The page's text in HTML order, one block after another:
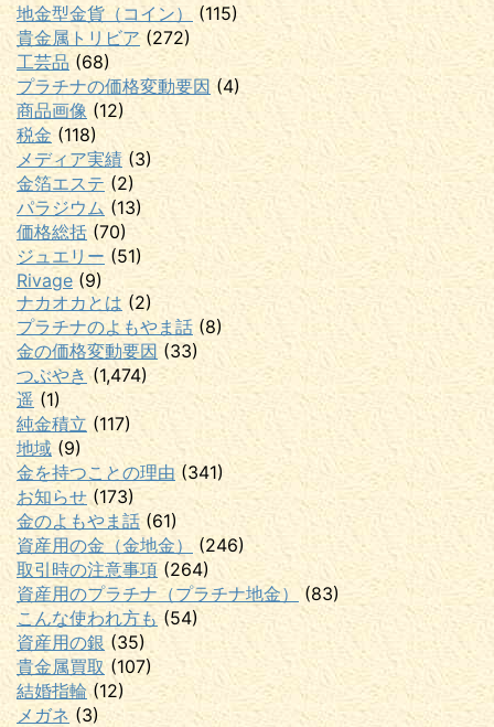
地金型金貨（コイン）
(115)
貴金属トリビア(272)
工芸品 (68)
プラチナの価格変動要因 (4)
商品画像 (12)
税金 (118)
メディア実績 (3)
金箔エステ (2)
パラジウム (13)
価格総括 (70)
ジュエリー (51)
Rivage (9)
ナカオカとは (2)
プラチナのよもやま話 (8)
金の価格変動要因 (33)
つぶやき (1,474)
遥 (1)
純金積立 (117)
地域 (9)
金を持つことの理由(341)
お知らせ (173)
金のよもやま話(61)
資産用の金（金地金）
(246)
取引時の注意事項(264)
資産用のプラチナ（プラチナ地金） (83)
こんな使われ方も (54)
資産用の銀 (35)
貴金属買取 (107)
結婚指輪(12)
メガネ (3)